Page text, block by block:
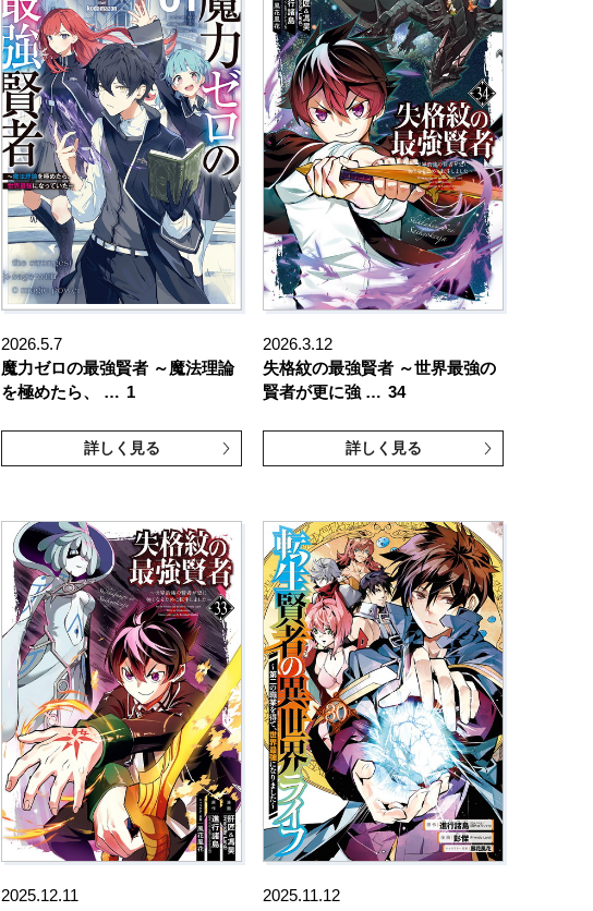
2026.5.7
魔力ゼロの最強賢者 ～魔法理論
を極めたら、 … 1
詳しく見る
2026.3.12
失格紋の最強賢者 ～世界最強の
賢者が更に強 … 34
詳しく見る
2025.12.11
2025.11.12